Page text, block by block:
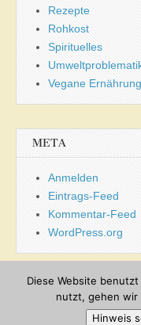
Rezepte
Rohkost
Spirituelles
Vegane Ernährung
META
Anmelden
Eintrags-Feed
Kommentar-Feed
WordPress.org
Copyright © 2026
Diese Website
nutzt, gehen wir
Hinweis